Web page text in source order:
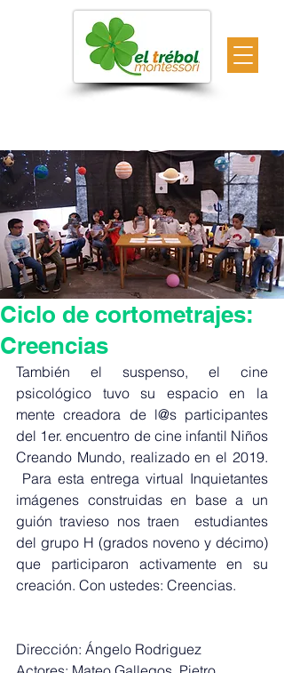
Ciclo de cortometrajes:
Creencias
También el suspenso, el cine
psicológico tuvo su espacio en la
mente creadora de l@s participantes
del 1er. encuentro de cine infantil Niños
Creando Mundo, realizado en el 2019.
Para esta entrega virtual Inquietantes
imágenes construidas en base a un
guión travieso nos traen  estudiantes
del grupo H (grados noveno y décimo)
que participaron activamente en su
creación. Con ustedes: Creencias.
Dirección: Ángelo Rodriguez